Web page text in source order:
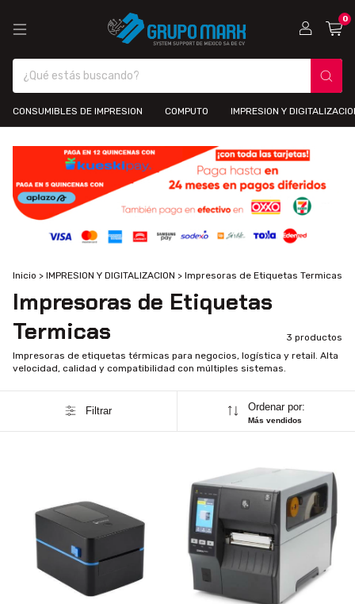
0
CONSUMIBLES DE IMPRESION COMPUTO IMPRESION Y
Inicio > IMPRESION Y DIGITALIZACION > Impresoras de Etiquetas Termicas
Impresoras de Etiquetas
Termicas
3 productos
Impresoras de etiquetas térmicas para negocios, logística y retail. Alta
velocidad, calidad y compatibilidad con múltiples sistemas.
Filtrar Ordenar por:
Más vendidos